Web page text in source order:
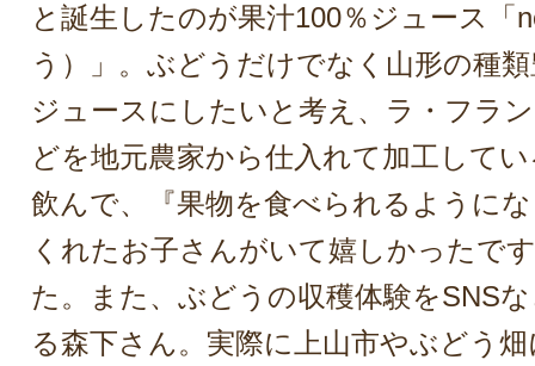
と誕生したのが果汁100％ジュース「
う）」。ぶどうだけでなく山形の種
ジュースにしたいと考え、ラ・フラ
どを地元農家から仕入れて加工して
飲んで、『果物を食べられるように
くれたお子さんがいて嬉しかったで
た。また、ぶどうの収穫体験をSNS
る森下さん。実際に上山市やぶどう